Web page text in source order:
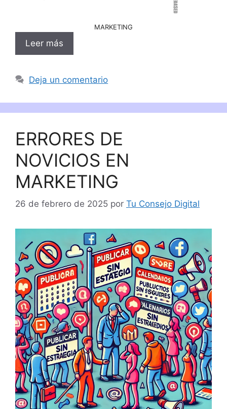
MARKETING
Leer más
Deja un comentario
ERRORES DE
NOVICIOS EN
MARKETING
26 de febrero de 2025 por Tu Consejo Digital